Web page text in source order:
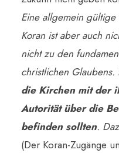
Eine allgemein
Koran ist aber auch
nicht zu den
christlichen Glaubens.
die Kirchen mit der
Autorität über die
befinden sollten.
(Der Koran-Zugänge